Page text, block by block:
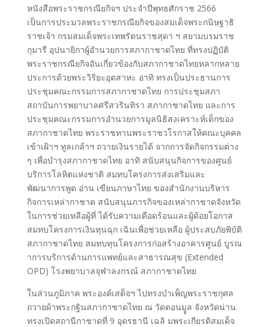
หนังสือพระราชกรณียกิจฯ ประจำปีพุทธศักราช 2566
เป็นการประมวลพระราชกรณียกิจของสมเด็จพระกนิษฐาธิ
ราชเจ้า กรมสมเด็จพระเทพรัตนราชสุดา ฯ สยามบรมราช
กุมารี อุปนายิกาผู้อำนวยการสภากาชาดไทย ที่ทรงปฏิบัติ
พระราชกรณียกิจอันเกี่ยวข้องกับสภากาชาดไทยหลากหลาย
ประการด้วยพระวิริยะอุตสาหะ อาทิ ทรงเป็นประธานการ
ประชุมคณะกรรมการสภากาชาดไทย การประชุมสภา
สถาบันการพยาบาลศรีสวรินทิรา สภากาชาดไทย และการ
ประชุมคณะกรรมการอำนวยการมูลนิธิสงเคราะห์เด็กของ
สภากาชาดไทย พระราชทานพระราชวโรกาสให้คณะบุคคล
เข้าเฝ้าฯ ทูลเกล้าฯ ถวายเงินรายได้ จากการจัดกิจกรรมต่าง
ๆ เพื่อบำรุงสภากาชาดไทย อาทิ สนับสนุนกิจการของศูนย์
บริการโลหิตแห่งชาติ สมทบโครงการส่งเสริมและ
พัฒนาการพูด อ่าน เขียนภาษาไทย ของสำนักงานบริหาร
กิจการเหล่ากาชาด สนับสนุนภารกิจของเหล่ากาชาดจังหวัด
ในการช่วยเหลือผู้ที่ ได้รับความเดือดร้อนและผู้ด้อยโอกาส
สมทบโครงการเงินทุนฉุก เฉินเพื่อช่วยเหลือ ผู้ประสบภัยพิบัติ
สภากาชาดไทย สมทบทุนโครงการก่อสร้างอาคารศูนย์ บูรณ
าการบริการด้านการแพทย์และสาธารณสุข (Extended
OPD) โรงพยาบาลจุฬาลงกรณ์ สภากาชาดไทย
ในส่วนภูมิภาค พระองค์เสด็จฯ ไปทรงบำเพ็ญพระราชกุศล
ถวายผ้าพระกฐินสภากาชาดไทย ณ วัดดอนมููล จังหวัดน่าน
ทรงเปิดสถานีกาชาดที่ 9 อุดรธานี เฉลิ มพระเกียรติสมเด็จ